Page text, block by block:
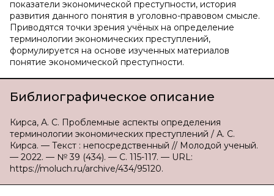
показатели экономической преступности, история
развития данного понятия в уголовно-правовом смысле.
Приводятся точки зрения учёных на определение
терминологии экономических преступлений,
формулируется на основе изученных материалов
понятие экономической преступности.
Библиографическое описание
Кирса, А. С. Проблемные аспекты определения
терминологии экономических преступлений / А. С.
Кирса. — Текст : непосредственный // Молодой ученый.
— 2022. — № 39 (434). — С. 115-117. — URL:
https://moluch.ru/archive/434/95120.